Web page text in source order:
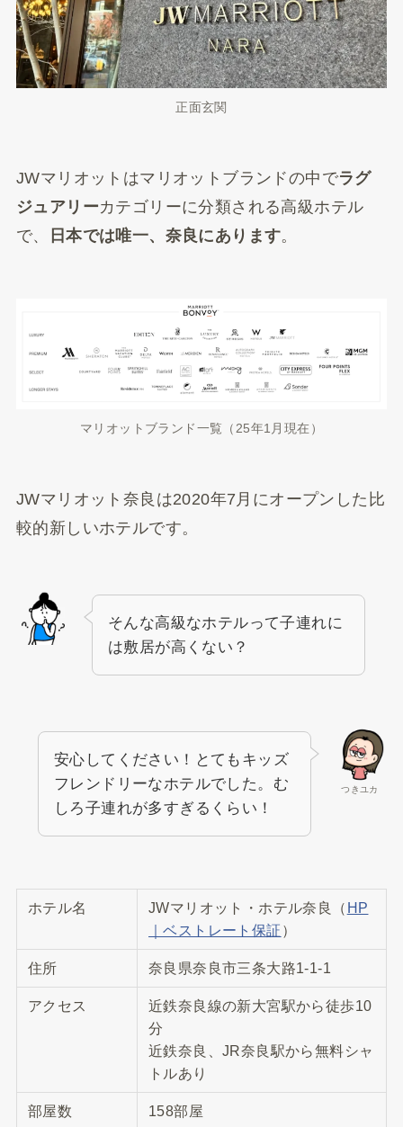
正面玄関
JWマリオットはマリオットブランドの中でラグ
ジュアリーカテゴリーに分類される高級ホテル
で、
日本では唯一、奈良にあります。
マリオットブランド一覧（25年1月現在）
JWマリオット奈良は2020年7月にオープンした比
較的新しいホテルです。
そんな高級なホテルって子連れに
は敷居が高くない？
つきユカ
安心してください！とてもキッズ
フレンドリーなホテルでした。む
しろ子連れが多すぎるくらい！
ホテル名 JWマリオット・ホテル奈良（ HP
｜ベストレート保証 ）
住所 奈良県奈良市三条大路1-1-1
アクセス
近鉄奈良線の新大宮駅から徒歩10
分
近鉄奈良、JR奈良駅から無料シャ
トルあり
部屋数 158部屋